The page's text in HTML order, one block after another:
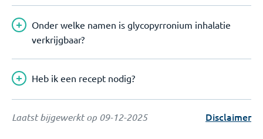
Onder welke namen is glycopyrronium inhalatie
verkrijgbaar?
Heb ik een recept nodig?
Laatst bijgewerkt op 09-12-2025 Disclaimer